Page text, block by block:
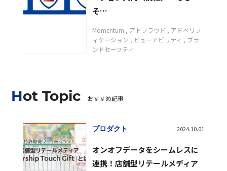
そ…
Momentum アドフラウド
アドベリフ
ィケーション
ビューアビリティ
ブラ
ンドセーフティ
Hot Topic おすすめ記事
プロダクト 2024.10.01
オンオフデータをシームレスに
連携！店舗型リテールメディア